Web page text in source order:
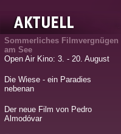
Sommerliches Filmvergnügen
am See
Open Air Kino: 3. - 20. August
Die Wiese - ein Paradies
nebenan
Der neue Film von Pedro
Almodóvar